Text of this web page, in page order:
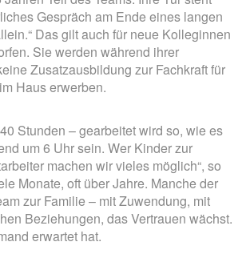
Gespräch am Ende eines langen
Das gilt auch für neue Kolleginnen
Sie werden während ihrer
Zusatzausbildung zur Fachkraft für
Haus erwerben.
Stunden – gearbeitet wird so, wie es
um 6 Uhr sein. Wer Kinder zur
machen wir vieles möglich“, so
Monate, oft über Jahre. Manche der
zur Familie – mit Zuwendung, mit
Beziehungen, das Vertrauen wächst.
erwartet hat.